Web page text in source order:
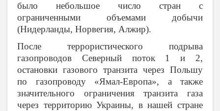
было небольшое число стран с
ограниченными объемами добычи
(Нидерланды, Норвегия, Алжир).
После террористического подрыва
газопроводов Северный поток 1 и 2,
остановки газового транзита через Польшу
по газопроводу «Ямал-Европа», а также
значительного ограничения транзита газа
через территорию Украины, в нашей стране